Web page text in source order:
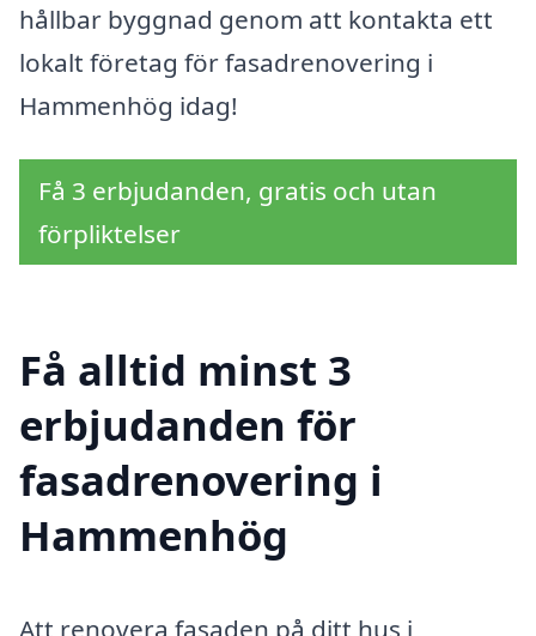
hållbar byggnad genom att kontakta ett
lokalt företag för fasadrenovering i
Hammenhög idag!
Få 3 erbjudanden, gratis och utan
förpliktelser
Få alltid minst 3
erbjudanden för
fasadrenovering i
Hammenhög
Att renovera fasaden på ditt hus i